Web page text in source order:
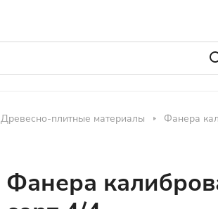
Древесно-плитные материалы
Фанера
Фанера